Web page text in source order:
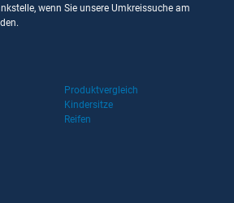
wenn Sie unsere Umkreissuche am
Produktvergleich
Kindersitze
Reifen